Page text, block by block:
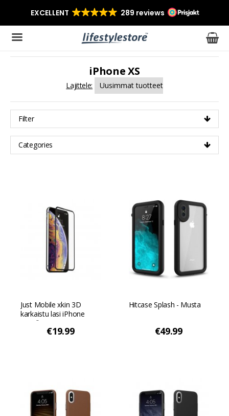
Tuote on lisätty ostoskoriin
iPhone XS
Lajittele:
Filter
Categories
Just Mobile xkin 3D
karkaistu lasi iPhone
X/XS:lle - Musta
€19.99
Hitcase Splash - Musta
€49.99